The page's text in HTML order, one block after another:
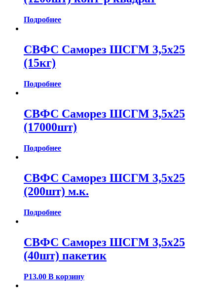
Подробнее
СВФС Саморез ШСГМ 3,5х25
(15кг)
Подробнее
СВФС Саморез ШСГМ 3,5х25
(17000шт)
Подробнее
СВФС Саморез ШСГМ 3,5х25
(200шт) м.к.
Подробнее
СВФС Саморез ШСГМ 3,5х25
(40шт) пакетик
Р13.00 В корзину